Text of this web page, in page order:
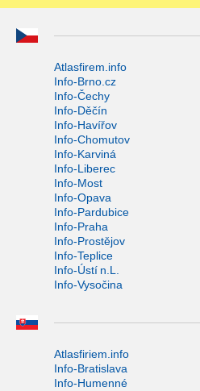
Atlasfirem.info
Info-Brno.cz
Info-Čechy
Info-Děčín
Info-Havířov
Info-Chomutov
Info-Karviná
Info-Liberec
Info-Most
Info-Opava
Info-Pardubice
Info-Praha
Info-Prostějov
Info-Teplice
Info-Ústí n.L.
Info-Vysočina
Atlasfiriem.info
Info-Bratislava
Info-Humenné